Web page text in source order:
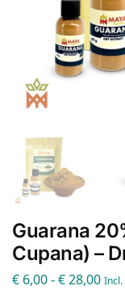
Guarana
Cupana) –
€ 6,00-€28,00 Incl.